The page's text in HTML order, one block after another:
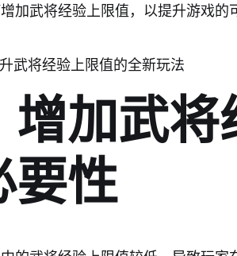
加武将经验上限值，以提升游戏的
增加武将
要性